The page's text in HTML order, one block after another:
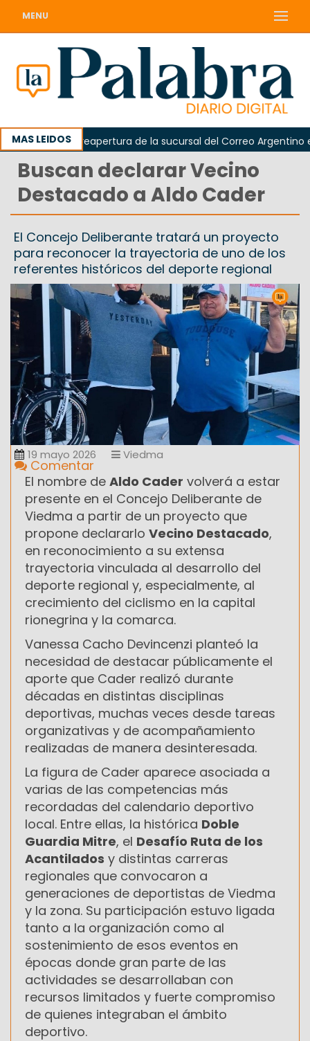
MENU
MAS LEIDOSla reapertura de la sucursal del Correo Argentino en
Buscan declarar Vecino
Destacado a Aldo Cader
El Concejo Deliberante tratará un proyecto
para reconocer la trayectoria de uno de los
referentes históricos del deporte regional
19 mayo 2026 Viedma
Comentar
El nombre de Aldo Cader volverá a estar
presente en el Concejo Deliberante de
Viedma a partir de un proyecto que
propone declararlo Vecino Destacado,
en reconocimiento a su extensa
trayectoria vinculada al desarrollo del
deporte regional y, especialmente, al
crecimiento del ciclismo en la capital
rionegrina y la comarca.
Vanessa Cacho Devincenzi planteó la
necesidad de destacar públicamente el
aporte que Cader realizó durante
décadas en distintas disciplinas
deportivas, muchas veces desde tareas
organizativas y de acompañamiento
realizadas de manera desinteresada.
La figura de Cader aparece asociada a
varias de las competencias más
recordadas del calendario deportivo
local. Entre ellas, la histórica Doble
Guardia Mitre, el Desafío Ruta de los
Acantilados y distintas carreras
regionales que convocaron a
generaciones de deportistas de Viedma
y la zona. Su participación estuvo ligada
tanto a la organización como al
sostenimiento de esos eventos en
épocas donde gran parte de las
actividades se desarrollaban con
recursos limitados y fuerte compromiso
de quienes integraban el ámbito
deportivo.